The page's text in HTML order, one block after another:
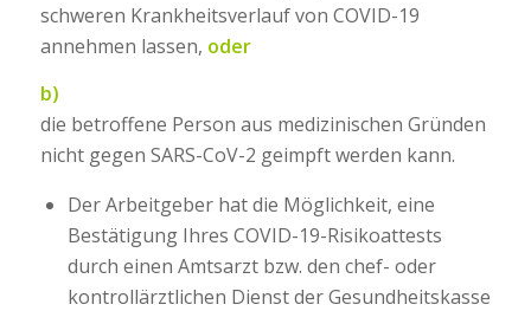
schweren Krankheitsverlauf von COVID-19
annehmen lassen, oder
b)
die betroffene Person aus medizinischen Gründen
nicht gegen SARS-CoV-2 geimpft werden kann.
Der Arbeitgeber hat die Möglichkeit, eine
Bestätigung Ihres COVID-19-Risikoattests
durch einen Amtsarzt bzw. den chef- oder
kontrollärztlichen Dienst der Gesundheitskasse